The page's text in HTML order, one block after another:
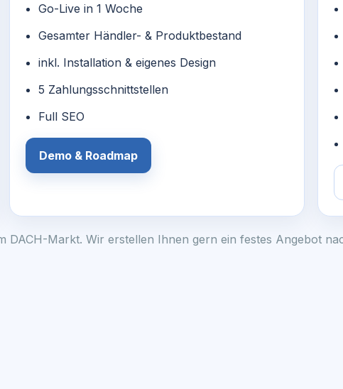
Go-Live in 1 Woche
Gesamter Händler- & Produktbestand
inkl. Installation & eigenes Design
5 Zahlungsschnittstellen
Full SEO
Demo & Roadmap
DACH-Markt. Wir erstellen Ihnen gern ein festes Angebot